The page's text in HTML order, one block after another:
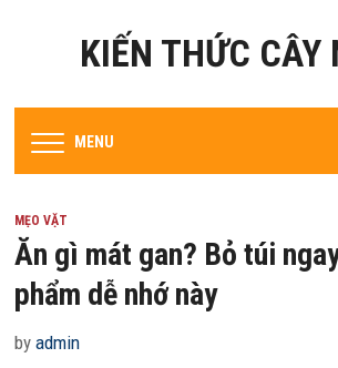
KIẾN THỨC CÂY
MENU
MẸO VẶT
Ăn gì mát gan? Bỏ túi
phẩm dễ nhớ này
byadmin